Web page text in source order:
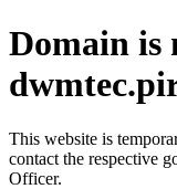
Domain is
This website is
contact the respective
Officer.